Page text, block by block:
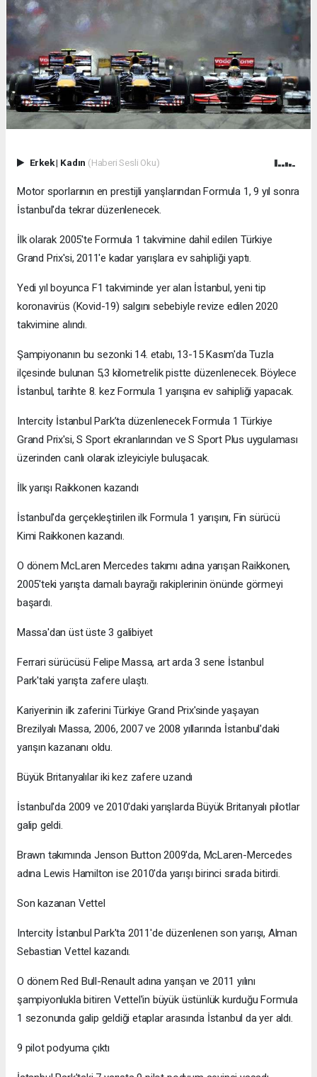
Erkek| Kadın (Haberi Sesli Oku)
Motor sporlarının en prestijli yarışlarından Formula 1, 9 yıl sonra
İstanbul'da tekrar düzenlenecek.
İlk olarak 2005'te Formula 1 takvimine dahil edilen Türkiye
Grand Prix'si, 2011'e kadar yarışlara ev sahipliği yaptı.
Yedi yıl boyunca F1 takviminde yer alan İstanbul, yeni tip
koronavirüs (Kovid-19) salgını sebebiyle revize edilen 2020
takvimine alındı.
Şampiyonanın bu sezonki 14. etabı, 13-15 Kasım'da Tuzla
ilçesinde bulunan 5,3 kilometrelik pistte düzenlenecek. Böylece
İstanbul, tarihte 8. kez Formula 1 yarışına ev sahipliği yapacak.
Intercity İstanbul Park’ta düzenlenecek Formula 1 Türkiye
Grand Prix'si, S Sport ekranlarından ve S Sport Plus uygulaması
üzerinden canlı olarak izleyiciyle buluşacak.
İlk yarışı Raikkonen kazandı
İstanbul'da gerçekleştirilen ilk Formula 1 yarışını, Fin sürücü
Kimi Raikkonen kazandı.
O dönem McLaren Mercedes takımı adına yarışan Raikkonen,
2005'teki yarışta damalı bayrağı rakiplerinin önünde görmeyi
başardı.
Massa'dan üst üste 3 galibiyet
Ferrari sürücüsü Felipe Massa, art arda 3 sene İstanbul
Park'taki yarışta zafere ulaştı.
Kariyerinin ilk zaferini Türkiye Grand Prix'sinde yaşayan
Brezilyalı Massa, 2006, 2007 ve 2008 yıllarında İstanbul'daki
yarışın kazananı oldu.
Büyük Britanyalılar iki kez zafere uzandı
İstanbul'da 2009 ve 2010'daki yarışlarda Büyük Britanyalı pilotlar
galip geldi.
Brawn takımında Jenson Button 2009'da, McLaren-Mercedes
adına Lewis Hamilton ise 2010'da yarışı birinci sırada bitirdi.
Son kazanan Vettel
Intercity İstanbul Park'ta 2011'de düzenlenen son yarışı, Alman
Sebastian Vettel kazandı.
O dönem Red Bull-Renault adına yarışan ve 2011 yılını
şampiyonlukla bitiren Vettel'in büyük üstünlük kurduğu Formula
1 sezonunda galip geldiği etaplar arasında İstanbul da yer aldı.
9 pilot podyuma çıktı